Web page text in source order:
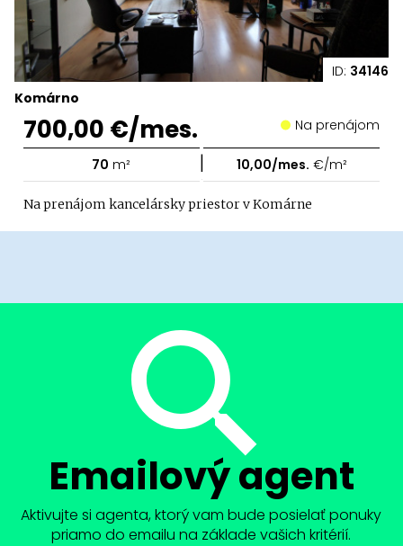
ID: 34146
Komárno
700,00 €/mes. Na prenájom
70 m² | 10,00/mes. €/m²
Na prenájom kancelársky priestor v Komárne
Emailový agent
Aktivujte si agenta, ktorý vam bude posielať ponuky
priamo do emailu na základe vašich kritérií.